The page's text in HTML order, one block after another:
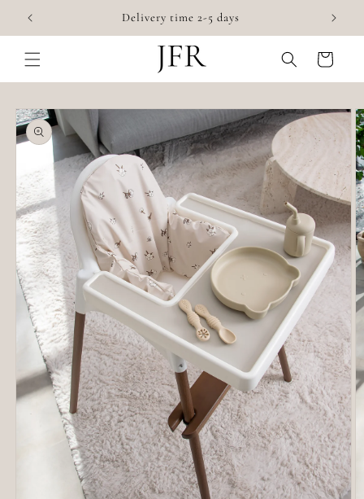
Skip to
content
Accessories for highchairs
Cart
Skip to
product
information